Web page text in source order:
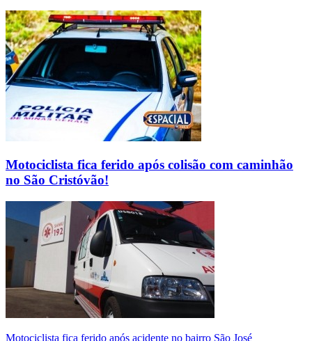
Motociclista fica ferido após colisão com caminhão
no São Cristóvão!
Motociclista fica ferido após acidente no bairro São José